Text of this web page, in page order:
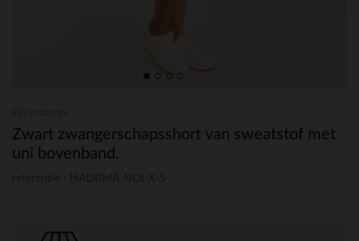
Zwart zwangerschapsshort van sweatstof met
uni bovenband.